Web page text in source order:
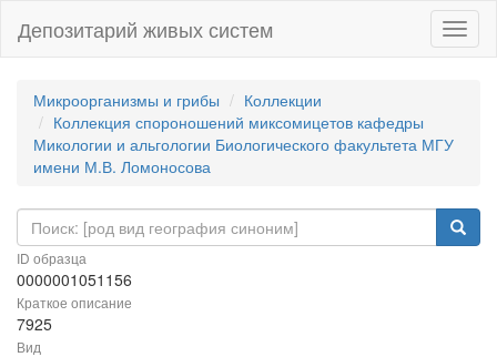
Депозитарий живых систем
Микроорганизмы и грибы
Коллекции
Коллекция спороношений миксомицетов кафедры
Микологии и альгологии Биологического факультета МГУ
имени М.В. Ломоносова
ID образца
0000001051156
Краткое описание
7925
Вид